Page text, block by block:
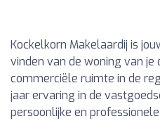
Kockelkorn Makelaardij is
vinden van de woning van je
commerciële ruimte in de
jaar ervaring in de
persoonlijke en